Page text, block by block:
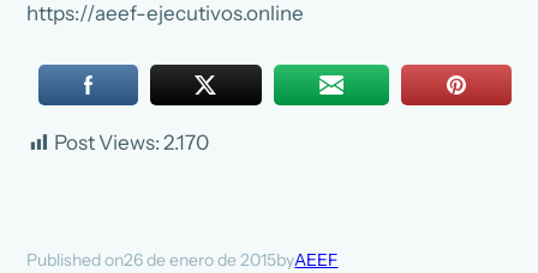
https://aeef-ejecutivos.online
Post Views: 2.170
Published on26 de enero de 2015byAEEF